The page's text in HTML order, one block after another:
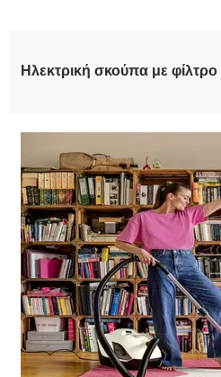
Ηλεκτρική σκούπα με